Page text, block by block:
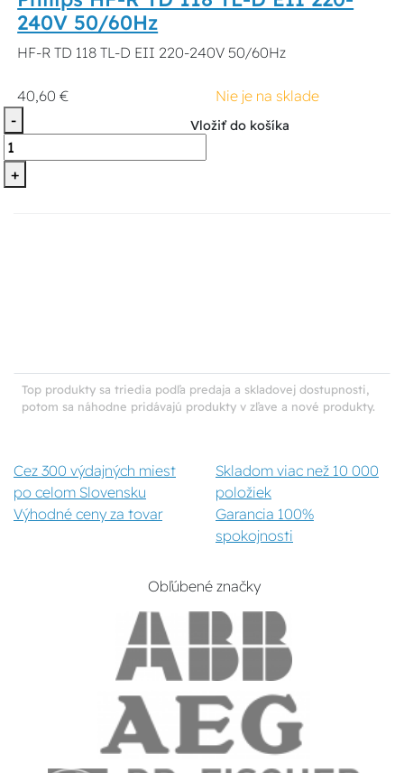
240V 50/60Hz
HF-R TD 118 TL-D EII 220-240V 50/60Hz
40,60 €
Nie je na sklade
-
+
Vložiť do košíka
Top produkty sa triedia podľa predaja a skladovej dostupnosti,
potom sa náhodne pridávajú produkty v zľave a nové produkty.
Cez 300 výdajných miest
po celom Slovensku
Skladom viac než 10 000
položiek
Výhodné ceny za tovar
Garancia 100%
spokojnosti
Obľúbené značky